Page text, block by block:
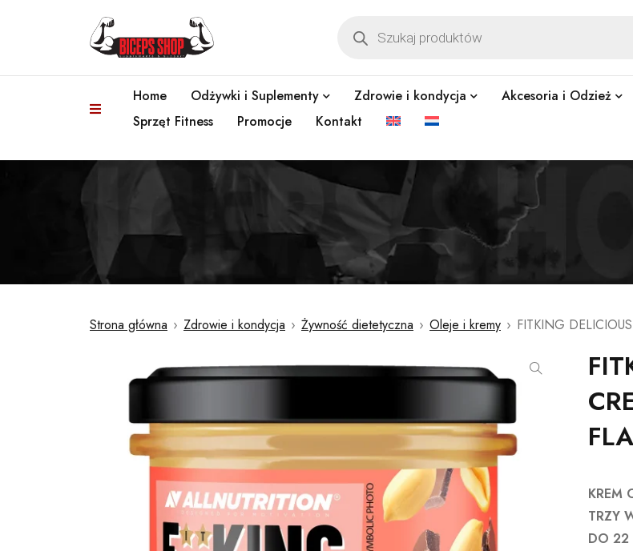
Home Odżywki i Suplementy Zdrowie i kondycja Akcesoria i Odzież
Sprzęt Fitness
Promocje Kontakt
Strona główna › Zdrowie i kondycja › Żywność dietetyczna › Oleje i kremy › FITKING
KREM
TRZY
DO 22